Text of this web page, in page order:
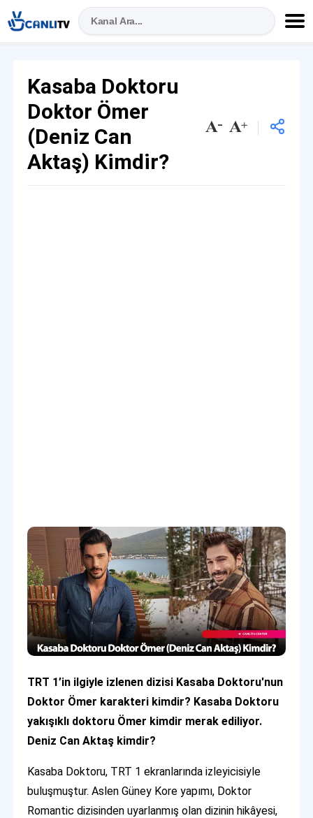
Kasaba Doktoru
Doktor Ömer
(Deniz Can
Aktaş) Kimdir?
TRT 1’in ilgiyle izlenen dizisi Kasaba Doktoru'nun
Doktor Ömer karakteri kimdir? Kasaba Doktoru
yakışıklı doktoru Ömer kimdir merak ediliyor.
Deniz Can Aktaş kimdir?
Kasaba Doktoru, TRT 1 ekranlarında izleyicisiyle
buluşmuştur. Aslen Güney Kore yapımı, Doktor
Romantic dizisinden uyarlanmış olan dizinin hikâyesi,